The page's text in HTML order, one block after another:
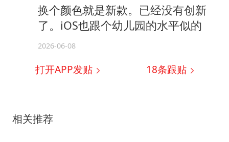
换个颜色就是新款。已经没有创新
了。iOS也跟个幼儿园的水平似的
2026-06-08
打开APP发贴 18条跟贴
相关推荐